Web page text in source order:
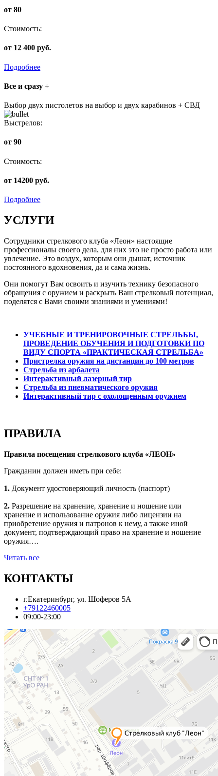
от 80
Стоимость:
от 12 400 руб.
Подробнее
Все и сразу +
Выбор двух пистолетов на выбор и двух карабинов + СВД
Выстрелов:
от 90
Стоимость:
от 14200 руб.
Подробнее
УСЛУГИ
Сотрудники стрелкового клуба «Леон» настоящие
профессионалы своего дела, для них это не просто работа или
увлечение. Это воздух, которым они дышат, источник
постоянного вдохновения, да и сама жизнь.
Они помогут Вам освоить и изучить технику безопасного
обращения с оружием и раскрыть Ваш стрелковый потенциал,
поделятся с Вами своими знаниями и умениями!
УЧЕБНЫЕ И ТРЕНИРОВОЧНЫЕ СТРЕЛЬБЫ,
ПРОВЕДЕНИЕ ОБУЧЕНИЯ И ПОДГОТОВКИ ПО
ВИДУ СПОРТА «ПРАКТИЧЕСКАЯ СТРЕЛЬБА»
Пристрелка оружия на дистанции до 100 метров
Стрельба из арбалета
Интерактивный лазерный тир
Стрельба из пневматического оружия
Интерактивный тир с охолощенным оружием
ПРАВИЛА
Правила посещения стрелкового клуба «ЛЕОН»
Гражданин должен иметь при себе:
1. Документ удостоверяющий личность (паспорт)
2. Разрешение на хранение, хранение и ношение или
хранение и использование оружия либо лицензии на
приобретение оружия и патронов к нему, а также иной
документ, подтверждающий право на хранение и ношение
оружия….
Читать все
КОНТАКТЫ
г.Екатеринбург, ул. Шоферов 5А
+79122460005
09:00-23:00